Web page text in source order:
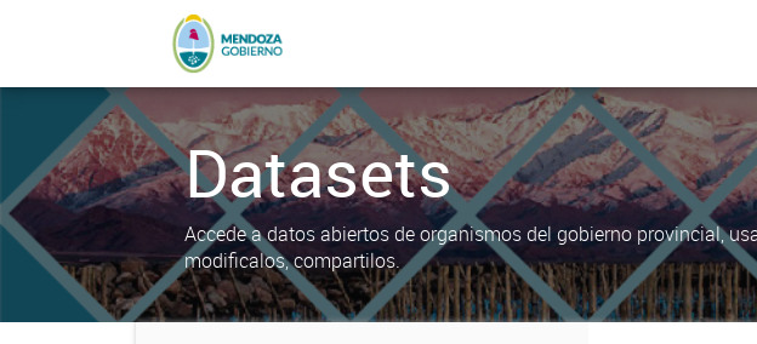
Datasets
Accede a datos abiertos de organismos del gobierno provincial,
modificalos, compartilos.